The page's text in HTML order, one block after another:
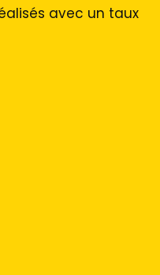
avec un taux